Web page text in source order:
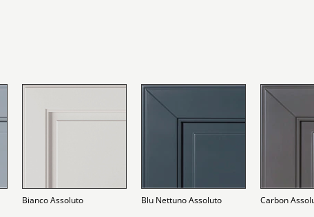
Bianco Assoluto Blu Nettuno Assoluto Carbon